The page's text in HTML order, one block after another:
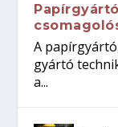
A
gyártó
a...